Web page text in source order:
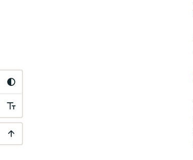
Outils
d'accessibilité
Descendre